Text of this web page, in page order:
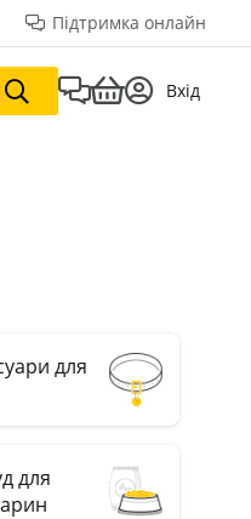
Підтримка онлайн
Вхід
для
для